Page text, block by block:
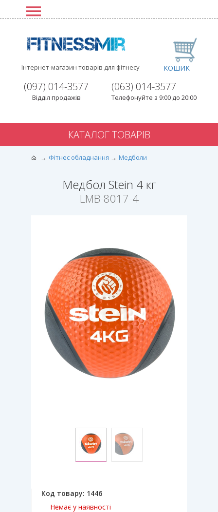
Інтернет-магазин товарів для фітнесу
(063) 014-3577
Телефонуйте з 9:00 до 20:00
(097) 014-3577
Відділ продажів
КОШИК
КАТАЛОГ ТОВАРІВ
Фітнес обладнання Медболи
Медбол Stein 4 кг
LMB-8017-4
Код товару: 1446
Немає у наявності